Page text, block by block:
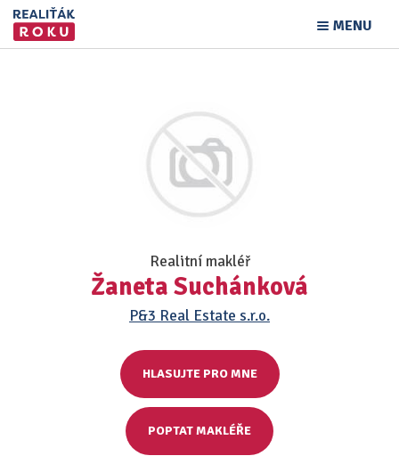
MENU
Realitní makléř
Žaneta Suchánková
P&3 Real Estate s.r.o.
HLASUJTE PRO MNE
POPTAT MAKLÉŘE